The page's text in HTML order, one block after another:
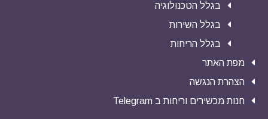
בגלל הטכנולוגיה
בגלל השירות
בגלל הריחות
מפת האתר
הצהרת הנגשה
חנות מכשירים וריחות ב Telegram